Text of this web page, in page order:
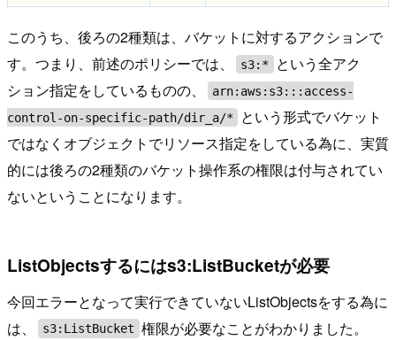
このうち、後ろの2種類は、バケットに対するアクションで
す。つまり、前述のポリシーでは、
s3:*
という全アク
ション指定をしているものの、
arn:aws:s3:::access-
control-on-specific-path/dir_a/*
という形式でバケット
ではなくオブジェクトでリソース指定をしている為に、実質
的には後ろの2種類のバケット操作系の権限は付与されてい
ないということになります。
ListObjectsするにはs3:ListBucketが必要
今回エラーとなって実行できていないListObjectsをする為に
は、
s3:ListBucket 権限が必要なことがわかりました。